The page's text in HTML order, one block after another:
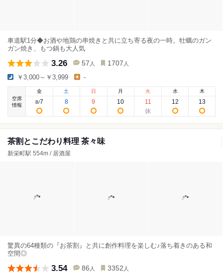
車道駅1分◆お酒や地鶏の串焼きと共に立ち寄る夜の一時。牡蠣のガン
ガン焼き、もつ鍋も大人気
3.26 57 人 1707 人
￥3,000～￥3,999 -
空席
情報
金
8/7
土
8
日
9
月
10
火
11
水
12
木
13
茶割とこだわり料理 茶々味
新栄町駅 554m / 居酒屋
驚異の64種類の『お茶割』と共に創作料理を楽しむ♪落ち着きのある和
空間◎
3.54 86 人 3352 人